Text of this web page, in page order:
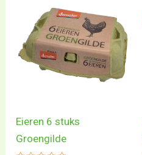
Eieren 6 stuks
Groengilde